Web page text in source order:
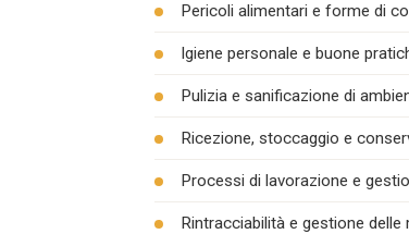
Pericoli alimentari e forme di
Igiene personale e buone
Pulizia e sanificazione di
Ricezione, stoccaggio e
Processi di lavorazione e
Rintracciabilità e gestione delle